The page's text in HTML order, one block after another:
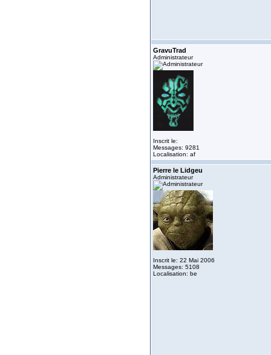
GravuTrad
Administrateur
Inscrit le:
Messages: 9281
Localisation: af
Pierre le Lidgeu
Administrateur
Inscrit le: 22 Mai 2006
Messages: 5108
Localisation: be